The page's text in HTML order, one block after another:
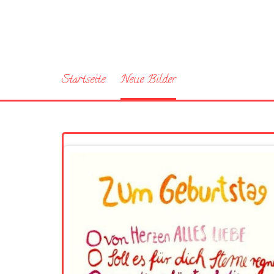
Startseite Neue Bilder